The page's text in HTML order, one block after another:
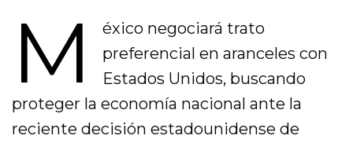
M
éxico negociará trato
preferencial en aranceles con
Estados Unidos, buscando
proteger la economía nacional ante la
reciente decisión estadounidense de